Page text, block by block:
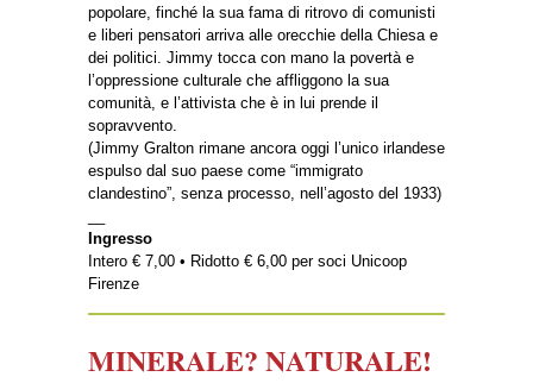
popolare, finché la sua fama di ritrovo di comunisti
e liberi pensatori arriva alle orecchie della Chiesa e
dei politici. Jimmy tocca con mano la povertà e
l’oppressione culturale che affliggono la sua
comunità, e l’attivista che è in lui prende il
sopravvento.
(Jimmy Gralton rimane ancora oggi l’unico irlandese
espulso dal suo paese come “immigrato
clandestino”, senza processo, nell’agosto del 1933)
Ingresso
Intero € 7,00 • Ridotto € 6,00 per soci Unicoop
Firenze
MINERALE? NATURALE!